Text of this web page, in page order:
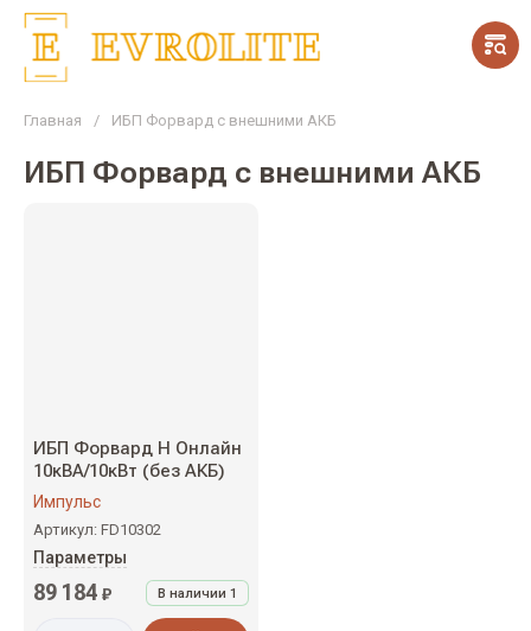
Главная / ИБП Форвард с внешними АКБ
ИБП Форвард с внешними АКБ
ИБП Форвард Н Онлайн
10кВА/10кВт (без АКБ)
Импульс
Артикул: FD10302
Параметры
В наличии 1
89 184 ₽